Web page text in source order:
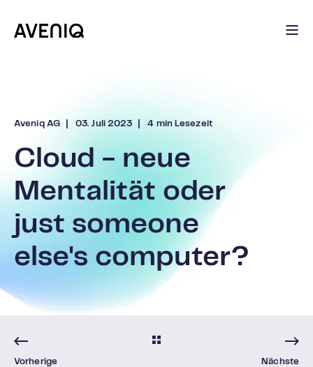
Aveniq AG 03. Juli 2023 4 min Lesezeit
Cloud - neue
Mentalität oder
just someone
else's computer?
Vorherige Nächste